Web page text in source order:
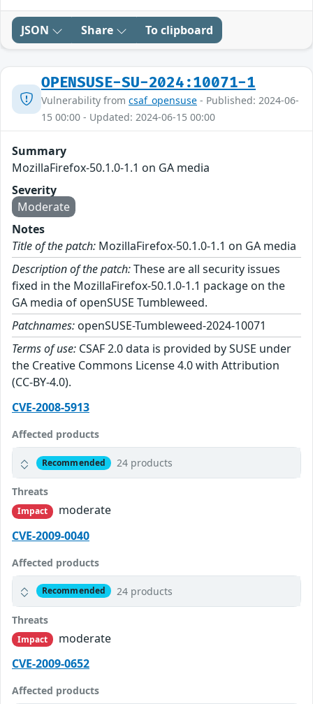
JSON Share To clipboard
OPENSUSE-SU-2024:10071-1
Vulnerability from csaf_opensuse - Published: 2024-06-
15 00:00 - Updated: 2024-06-15 00:00
Summary
MozillaFirefox-50.1.0-1.1 on GA media
Severity
Moderate
Notes
Title of the patch: MozillaFirefox-50.1.0-1.1 on GA media
Description of the patch:These are all security issues
fixed in the MozillaFirefox-50.1.0-1.1 package on the
GA media of openSUSE Tumbleweed.
Patchnames: openSUSE-Tumbleweed-2024-10071
Terms of use: CSAF 2.0 data is provided by SUSE under
the Creative Commons License 4.0 with Attribution
(CC-BY-4.0).
CVE-2008-5913
Affected products
Recommended 24 products
Threats
Impact
moderate
CVE-2009-0040
Affected products
Recommended 24 products
Threats
Impact
moderate
CVE-2009-0652
Affected products